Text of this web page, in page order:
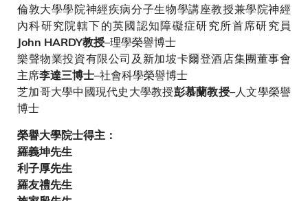
倫敦大學學院神經疾病分子生物學講座教授兼學院神經
內科研究院轄下的英國認知障礙症研究所首席研究員
John HARDY教授–理學榮譽博士
樂聲物業投資有限公司及新加坡卡爾登酒店集團董事會
主席李達三博士–社會科學榮譽博士
芝加哥大學中國現代史大學教授彭慕蘭教授–人文學榮譽
博士
榮譽大學院士得主：
羅義坤先生
利子厚先生
羅友禮先生